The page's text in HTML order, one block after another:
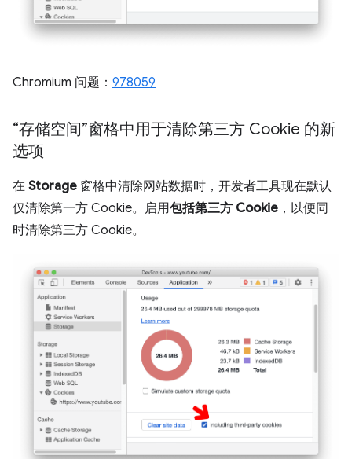
Chromium 问题： 978059
“存储空间”窗格中用于清除第三方 Cookie 的新
选项
在 Storage 窗格中清除网站数据时，开发者工具现在默认
仅清除第一方 Cookie。启用包括第三方 Cookie ，以便同
时清除第三方 Cookie。